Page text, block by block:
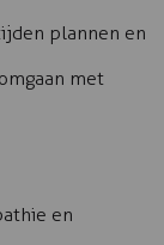
plannen en
met
en